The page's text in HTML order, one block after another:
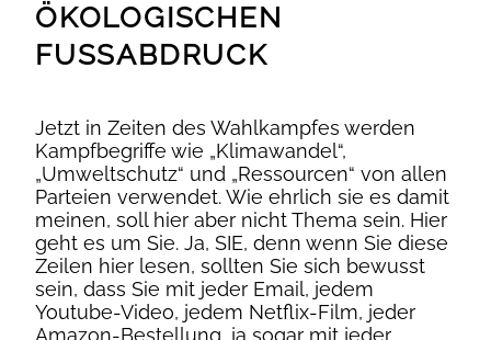
ÖKOLOGISCHEN
FUSSABDRUCK
Jetzt in Zeiten des Wahlkampfes werden
Kampfbegriffe wie „Klimawandel“,
„Umweltschutz“ und „Ressourcen“ von allen
Parteien verwendet. Wie ehrlich sie es damit
meinen, soll hier aber nicht Thema sein. Hier
geht es um Sie. Ja, SIE, denn wenn Sie diese
Zeilen hier lesen, sollten Sie sich bewusst
sein, dass Sie mit jeder Email, jedem
Youtube-Video, jedem Netflix-Film, jeder